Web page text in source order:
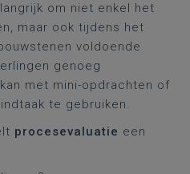
om niet enkel het
maar ook tijdens het
voldoende
genoeg
met mini-opdrachten of
te gebruiken.
procesevaluatie een